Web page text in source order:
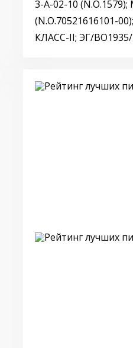
3-A-02-10 (N.O.1579);
(N.O.70521616101-
КЛАСС-II; ЭГ/